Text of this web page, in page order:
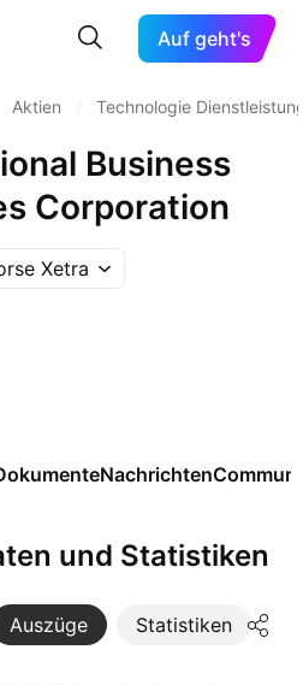
Auf geht's
Aktien Technologie
Business
Corporation
Xetra
Nachrichten
und Statistiken
Auszüge Statistiken